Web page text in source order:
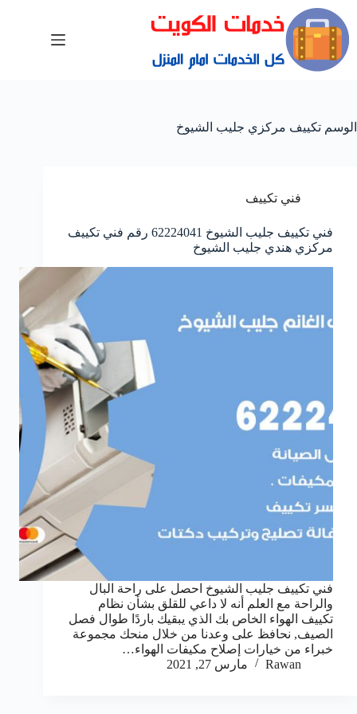
الوسم تكييف مركزي جليب الشيوخ
فني تكييف
فني تكييف جليب الشيوخ 62224041 رقم فني تكييف
مركزي هندي جليب الشيوخ
فني تكييف جليب الشيوخ احصل على راحة البال
والراحة مع العلم أنه لا داعي للقلق بشأن نظام
تكييف الهواء الخاص بك الذي يبقيك باردًا طوال فصل
الصيف, نحافظ على وعدنا من خلال منحك مجموعة
خبراء من خيارات إصلاح مكيفات الهواء…
Rawan
مارس 27, 2021